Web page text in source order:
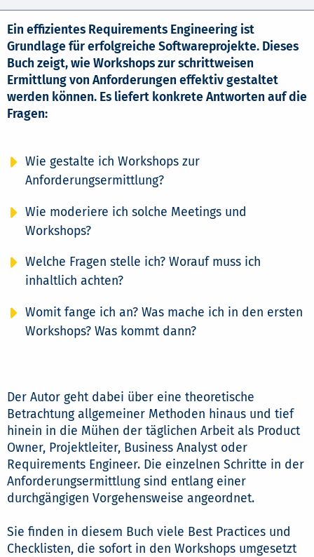
Ein effizientes Requirements Engineering ist
Grundlage für erfolgreiche Softwareprojekte. Dieses
Buch zeigt, wie Workshops zur schrittweisen
Ermittlung von Anforderungen effektiv gestaltet
werden können. Es liefert konkrete Antworten auf die
Fragen:
Wie gestalte ich Workshops zur
Anforderungsermittlung?
Wie moderiere ich solche Meetings und
Workshops?
Welche Fragen stelle ich? Worauf muss ich
inhaltlich achten?
Womit fange ich an? Was mache ich in den ersten
Workshops? Was kommt dann?
Der Autor geht dabei über eine theoretische
Betrachtung allgemeiner Methoden hinaus und tief
hinein in die Mühen der täglichen Arbeit als Product
Owner, Projektleiter, Business Analyst oder
Requirements Engineer. Die einzelnen Schritte in der
Anforderungsermittlung sind entlang einer
durchgängigen Vorgehensweise angeordnet.
Sie finden in diesem Buch viele Best Practices und
Checklisten, die sofort in den Workshops umgesetzt